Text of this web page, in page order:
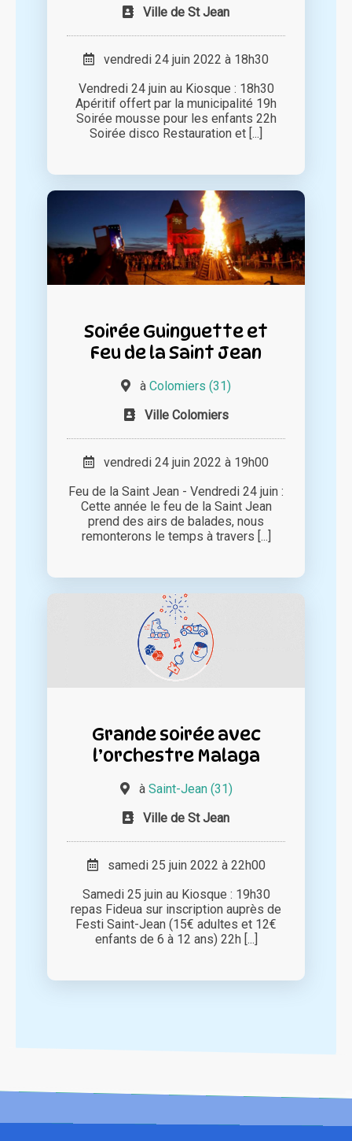
Ville de St Jean
vendredi 24 juin 2022 à 18h30
Vendredi 24 juin au Kiosque : 18h30
Apéritif offert par la municipalité 19h
Soirée mousse pour les enfants 22h
Soirée disco Restauration et [...]
Soirée Guinguette et
Feu de la Saint Jean
à Colomiers (31)
Ville Colomiers
vendredi 24 juin 2022 à 19h00
Feu de la Saint Jean - Vendredi 24 juin :
Cette année le feu de la Saint Jean
prend des airs de balades, nous
remonterons le temps à travers [...]
Grande soirée avec
l’orchestre Malaga
à Saint-Jean (31)
Ville de St Jean
samedi 25 juin 2022 à 22h00
Samedi 25 juin au Kiosque : 19h30
repas Fideua sur inscription auprès de
Festi Saint-Jean (15€ adultes et 12€
enfants de 6 à 12 ans) 22h [...]